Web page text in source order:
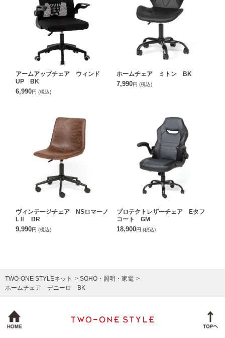
アームアップチェア ウィンド
UP BK
6,990円 (税込)
ホームチェア ミトン BK
7,990円 (税込)
ヴィンテージチェア NSロマーノ
LⅡ BR
9,990円 (税込)
プロテクトレザーチェア Eタフ
コート GM
18,900円 (税込)
TWO-ONE STYLEネット
SOHO・照明・家電
ホームチェア デニーロ BK